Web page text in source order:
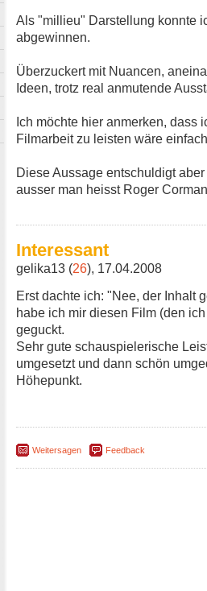
Als "millieu" Darstellung konnte
abgewinnen.
Überzuckert mit Nuancen,
Ideen, trotz real anmutende
Ich möchte hier anmerken, dass
Filmarbeit zu leisten wäre
Diese Aussage entschuldigt
ausser man heisst Roger
Interessant
gelika13 (26), 17.04.2008
Erst dachte ich: "Nee, der Inhalt
habe ich mir diesen Film (den
geguckt.
Sehr gute schauspielerische
umgesetzt und dann schön
Höhepunkt.
Weitersagen Feedback